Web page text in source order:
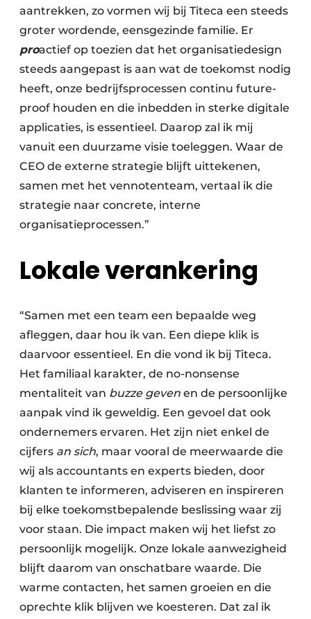
aantrekken, zo vormen wij bij Titeca een steeds
groter wordende, eensgezinde familie. Er
proactief op toezien dat het organisatiedesign
steeds aangepast is aan wat de toekomst nodig
heeft, onze bedrijfsprocessen continu future-
proof houden en die inbedden in sterke digitale
applicaties, is essentieel. Daarop zal ik mij
vanuit een duurzame visie toeleggen. Waar de
CEO de externe strategie blijft uittekenen,
samen met het vennotenteam, vertaal ik die
strategie naar concrete, interne
organisatieprocessen.”
Lokale verankering
“Samen met een team een bepaalde weg
afleggen, daar hou ik van. Een diepe klik is
daarvoor essentieel. En die vond ik bij Titeca.
Het familiaal karakter, de no-nonsense
mentaliteit van buzze geven en de persoonlijke
aanpak vind ik geweldig. Een gevoel dat ook
ondernemers ervaren. Het zijn niet enkel de
cijfers an sich, maar vooral de meerwaarde die
wij als accountants en experts bieden, door
klanten te informeren, adviseren en inspireren
bij elke toekomstbepalende beslissing waar zij
voor staan. Die impact maken wij het liefst zo
persoonlijk mogelijk. Onze lokale aanwezigheid
blijft daarom van onschatbare waarde. Die
warme contacten, het samen groeien en die
oprechte klik blijven we koesteren. Dat zal ik